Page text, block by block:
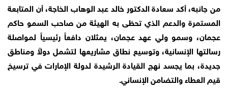
من جانبه، أكد سعادة الدكتور خالد عبد الوهاب الخاجة، أن المتابعة
المستمرة والدعم الذي تحظى به الهيئة من صاحب السمو حاكم
عجمان، وسمو ولي عهد عجمان، يمثلان دافعاً رئيسياً لمواصلة
رسالتها الإنسانية، وتوسيع نطاق مشاريعها لتشمل دولاً ومناطق
جديدة، بما يجسد نهج القيادة الرشيدة لدولة الإمارات في ترسيخ
قيم العطاء والتضامن الإنساني.